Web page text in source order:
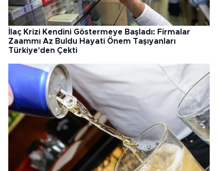
İlaç Krizi Kendini Göstermeye Başladı: Firmalar
Zaammı Az Buldu Hayati Önem Taşıyanları
Türkiye'den Çekti